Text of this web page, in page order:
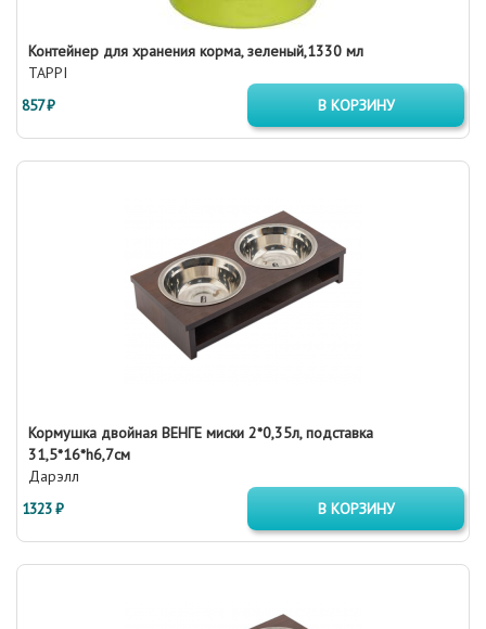
Контейнер для хранения корма, зеленый,1330 мл
TAPPI
857 ₽
В КОРЗИНУ
Кормушка двойная ВЕНГЕ миски 2*0,35л, подставка
31,5*16*h6,7см
Дарэлл
1323 ₽
В КОРЗИНУ